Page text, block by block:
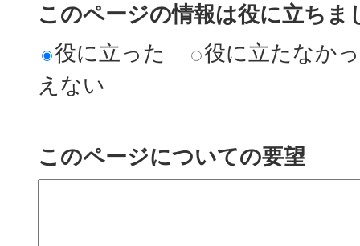
このページの情報は役に立ちま
役に立った
役に立たなか
えない
このページについての要望